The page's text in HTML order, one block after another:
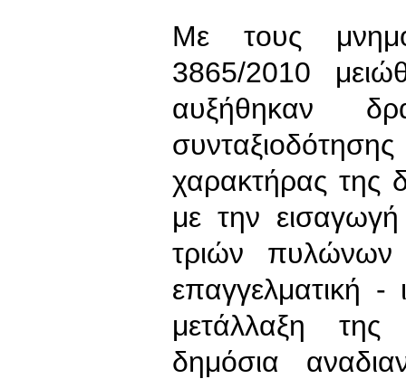
Με τους
3865/2010
αυξήθηκαν
χαρακτήρας της
με την
τριών πυλώνων
επαγγελματική -
μετάλλαξη
δημόσια